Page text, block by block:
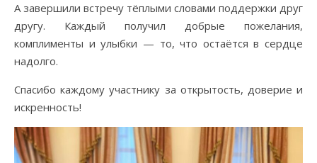
А завершили встречу тёплыми словами поддержки друг
другу. Каждый получил добрые пожелания,
комплименты и улыбки — то, что остаётся в сердце
надолго.
Спасибо каждому участнику за открытость, доверие и
искренность!